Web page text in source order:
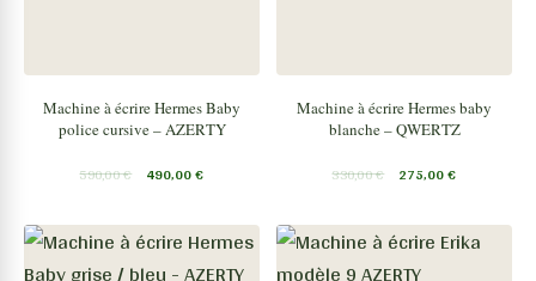
Machine à écrire Hermes Baby
police cursive – AZERTY
590,00€ 490,00€
Machine à écrire Hermes baby
blanche – QWERTZ
330,00€ 275,00€